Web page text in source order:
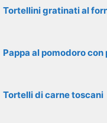
Tortellini gratinati al
Pappa al pomodoro con
Tortelli di carne toscani